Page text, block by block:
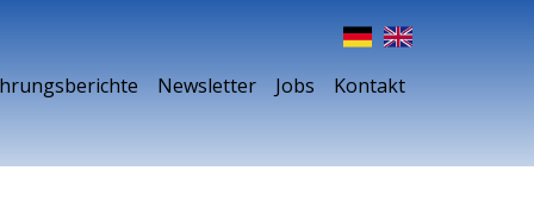
Newsletter Jobs Kontakt